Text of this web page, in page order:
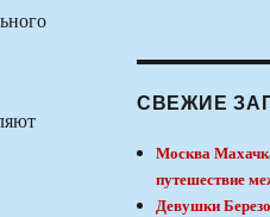
СВЕЖИЕ
Москва
путешествие
Девушки